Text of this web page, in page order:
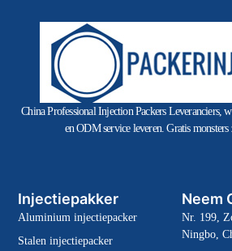
China Professional Injection Packers Leveranciers,
en ODM service leveren. Gratis monsters
Injectiepakker
Aluminium injectiepacker
Stalen injectiepacker
Neem
Nr. 199,
Ningbo,